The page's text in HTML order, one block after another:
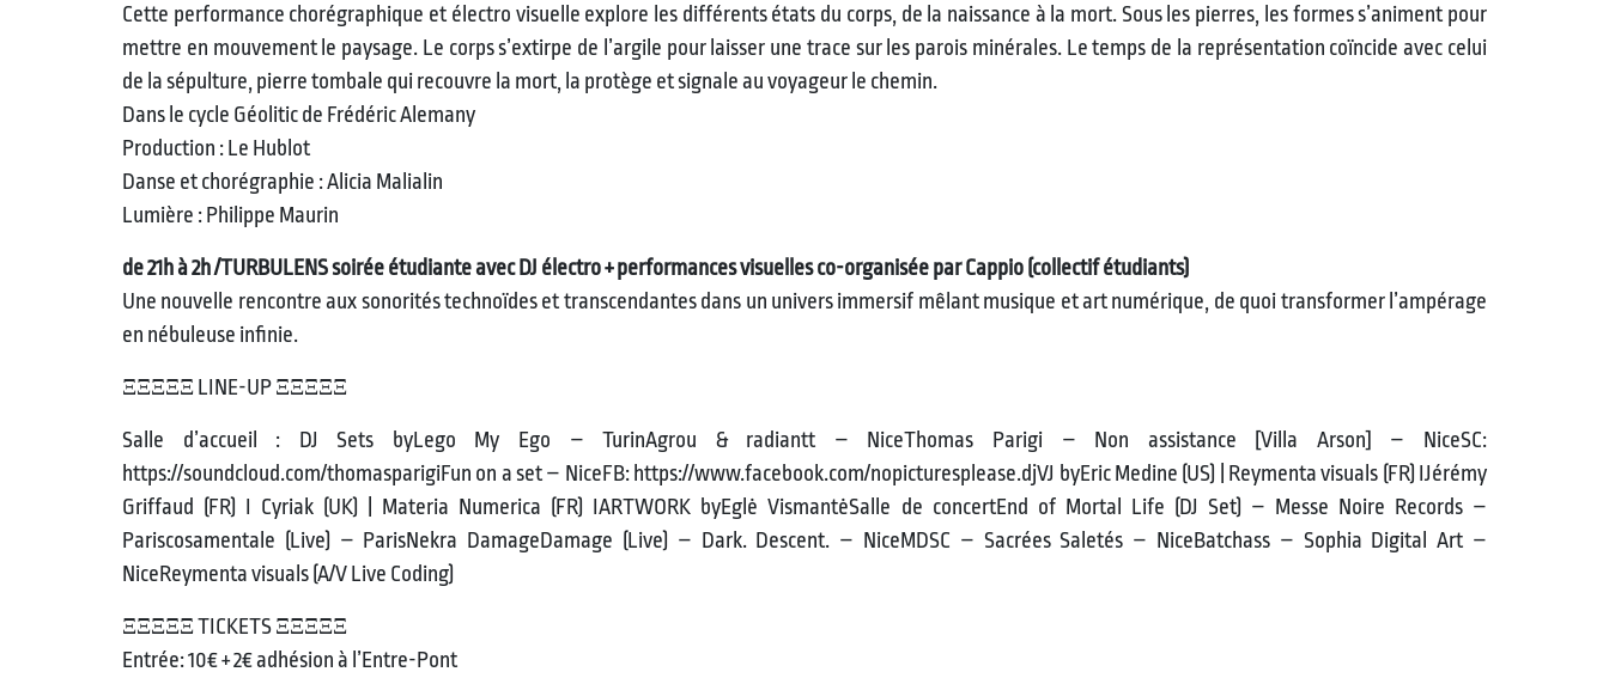
Cette performance chorégraphique et électro visuelle explore les différents états du corps, de la naissance à la mort. Sous les pierres, les formes s’animent pour
mettre en mouvement le paysage. Le corps s’extirpe de l’argile pour laisser une trace sur les parois minérales. Le temps de la représentation coïncide avec celui
de la sépulture, pierre tombale qui recouvre la mort, la protège et signale au voyageur le chemin.
Dans le cycle Géolitic de Frédéric Alemany
Production : Le Hublot
Danse et chorégraphie : Alicia Malialin
Lumière : Philippe Maurin
de 21h à 2h /TURBULENS soirée étudiante avec DJ électro + performances visuelles co-organisée par Cappio (collectif étudiants)
Une nouvelle rencontre aux sonorités technoïdes et transcendantes dans un univers immersif mêlant musique et art numérique, de quoi transformer l’ampérage
en nébuleuse infinie.
ΞΞΞΞΞ LINE-UP ΞΞΞΞΞ
Salle d’accueil : DJ Sets byLego My Ego – TurinAgrou & radiantt – NiceThomas Parigi – Non assistance [Villa Arson] – NiceSC:
https://soundcloud.com/thomasparigiFun on a set – NiceFB: https://www.facebook.com/nopicturesplease.djVJ byEric Medine (US) | Reymenta visuals (FR) IJérémy
Griffaud (FR) I Cyriak (UK) | Materia Numerica (FR) IARTWORK byEglė VismantėSalle de concertEnd of Mortal Life (DJ Set) – Messe Noire Records –
Pariscosamentale (Live) – ParisNekra DamageDamage (Live) – Dark. Descent. – NiceMDSC – Sacrées Saletés – NiceBatchass – Sophia Digital Art –
NiceReymenta visuals (A/V Live Coding)
ΞΞΞΞΞ TICKETS ΞΞΞΞΞ
Entrée: 10€ + 2€ adhésion à l’Entre-Pont